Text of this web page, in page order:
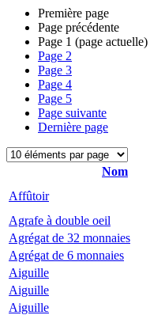
Première page
Page précédente
Page 1 (page actuelle)
Page 2
Page 3
Page 4
Page 5
Page suivante
Dernière page
Nom
Affûtoir
Agrafe à double oeil
Agrégat de 32 monnaies
Agrégat de 6 monnaies
Aiguille
Aiguille
Aiguille